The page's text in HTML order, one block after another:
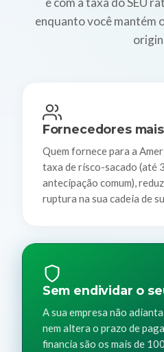
enquanto você mantém
Fornecedores
Quem fornece para a
taxa de risco-sacado (até
antecipação comum),
ruptura na sua cadeia de
Sem endividar o
A sua empresa não
nem altera o prazo de
financia são os mais de